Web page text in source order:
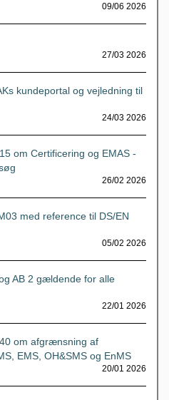
09/06 2026
27/03 2026
kundeportal og vejledning til
24/03 2026
om Certificering og EMAS -
26/02 2026
med reference til DS/EN
05/02 2026
AB 2 gældende for alle
22/01 2026
om afgrænsning af
EMS, OH&SMS og EnMS
20/01 2026